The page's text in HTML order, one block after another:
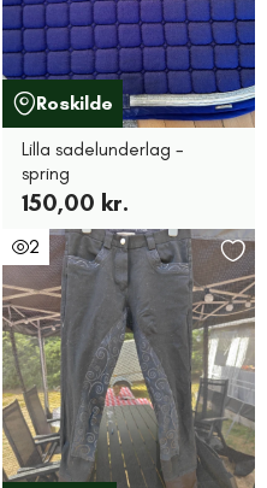
Roskilde
Lilla sadelunderlag -
spring
150,00 kr.
2